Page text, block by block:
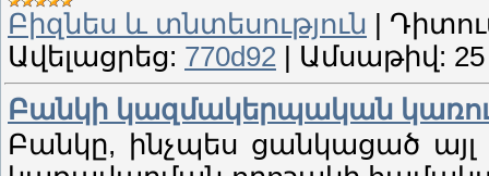
Բիզնես և տնտեսություն
Ավելացրեց: 770d92 Ամսաթիվ:
Բանկի կազմակերպական
Բանկը, ինչպես ցանկացած այլ